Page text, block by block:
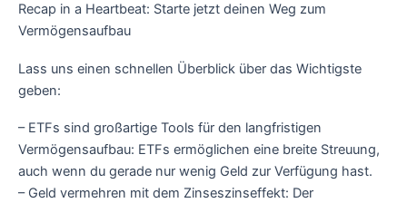
‍Recap in a Heartbeat: Starte jetzt deinen Weg zum
Vermögensaufbau
Lass uns einen schnellen Überblick über das Wichtigste
geben:
– ETFs sind großartige Tools für den langfristigen
Vermögensaufbau: ETFs ermöglichen eine breite Streuung,
auch wenn du gerade nur wenig Geld zur Verfügung hast.
– Geld vermehren mit dem Zinseszinseffekt: Der